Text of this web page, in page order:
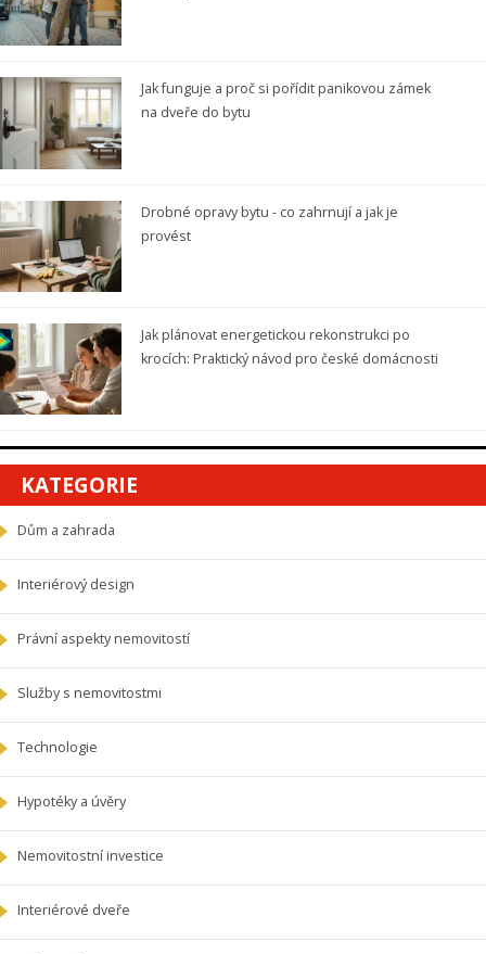
Jak funguje a proč si pořídit panikovou zámek
na dveře do bytu
Drobné opravy bytu - co zahrnují a jak je
provést
Jak plánovat energetickou rekonstrukci po
krocích: Praktický návod pro české domácnosti
KATEGORIE
Dům a zahrada
Interiérový design
Právní aspekty nemovitostí
Služby s nemovitostmi
Technologie
Hypotéky a úvěry
Nemovitostní investice
Interiérové dveře